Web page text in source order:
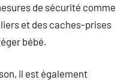
de sécurité comme
et des caches-prises
bébé.
il est également